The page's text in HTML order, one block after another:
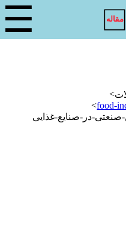
مقاله ☰
>
food-
>
در-صنایع-غذایی